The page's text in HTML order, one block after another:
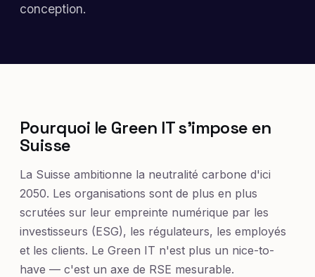
conception.
Pourquoi le Green IT s'impose en
Suisse
La Suisse ambitionne la neutralité carbone d'ici
2050. Les organisations sont de plus en plus
scrutées sur leur empreinte numérique par les
investisseurs (ESG), les régulateurs, les employés
et les clients. Le Green IT n'est plus un nice-to-
have — c'est un axe de RSE mesurable.